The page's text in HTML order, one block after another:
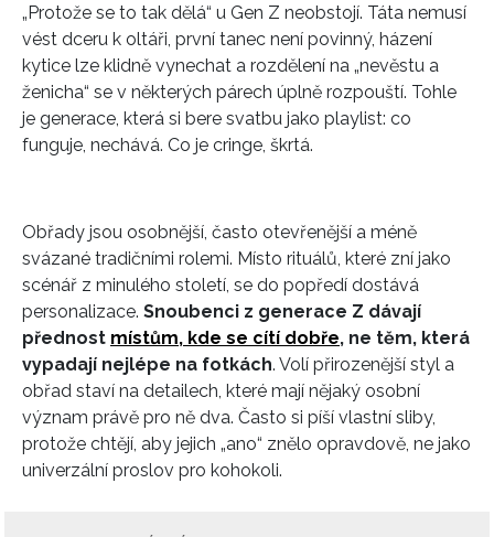
„Protože se to tak dělá“ u Gen Z neobstojí. Táta nemusí
vést dceru k oltáři, první tanec není povinný, házení
kytice lze klidně vynechat a rozdělení na „nevěstu a
ženicha“ se v některých párech úplně rozpouští. Tohle
je generace, která si bere svatbu jako playlist: co
funguje, nechává. Co je cringe, škrtá.
Obřady jsou osobnější, často otevřenější a méně
svázané tradičními rolemi. Místo rituálů, které zní jako
scénář z minulého století, se do popředí dostává
personalizace. Snoubenci z generace Z dávají
přednost místům, kde se cítí dobře, ne těm, která
vypadají nejlépe na fotkách. Volí přirozenější styl a
obřad staví na detailech, které mají nějaký osobní
význam právě pro ně dva. Často si píší vlastní sliby,
protože chtějí, aby jejich „ano“ znělo opravdově, ne jako
univerzální proslov pro kohokoli.